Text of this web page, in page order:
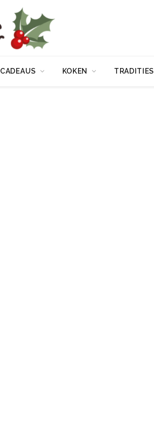
CADEAUS KOKEN TRADITIES